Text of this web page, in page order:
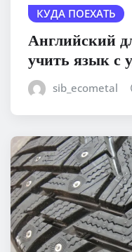
КУДА ПОЕХАТЬ
Английский
учить язык с
sib_ecometal